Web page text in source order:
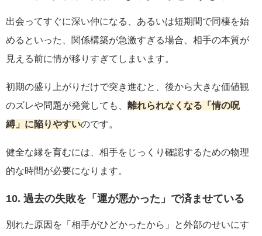
出会ってすぐに深い仲になる、あるいは短期間で同棲を始
めるといった、関係構築が急激すぎる場合、相手の本質が
見える前に情が移りすぎてしまいます。
初期の盛り上がりだけで突き進むと、後から大きな価値観
のズレや問題が発覚しても、 離れられなくなる「情の呪
縛」に陥りやすいのです。
健全な縁を育むには、相手をじっくり確認するための物理
的な時間が必要になります。
10. 過去の失敗を「運が悪かった」で済ませている
別れた原因を「相手がひどかったから」と外部のせいにす